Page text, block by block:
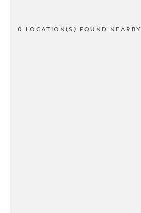
0 LOCATION(S) FOUND NEARBY